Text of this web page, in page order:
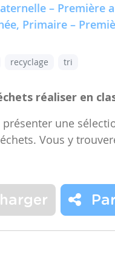
– Première
Primaire –
recyclage tri
réaliser en
une
Vous y